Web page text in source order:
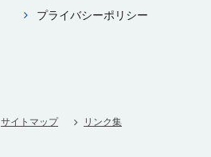
プライバシーポリシー
サイトマップ リンク集